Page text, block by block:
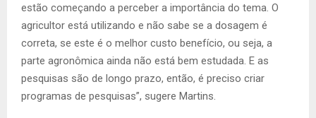
estão começando a perceber a importância do tema. O
agricultor está utilizando e não sabe se a dosagem é
correta, se este é o melhor custo benefício, ou seja, a
parte agronômica ainda não está bem estudada. E as
pesquisas são de longo prazo, então, é preciso criar
programas de pesquisas”, sugere Martins.